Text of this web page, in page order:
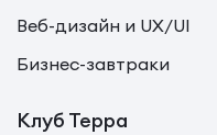
Веб-дизайн и UX/UI
Бизнес-завтраки
Клуб Терра